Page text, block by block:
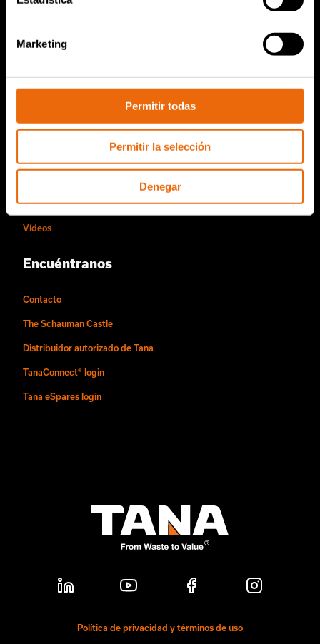
Marketing
Permitir todas
Permitir la selección
Denegar
Historia de Tana
Personas y oportunidades laborales
Vídeos
Encuéntranos
Contacto
The Schauman Castle
Distribuidor autorizado de Tana
TanaConnect® login
Tana eSpares login
Política de privacidad y términos de uso